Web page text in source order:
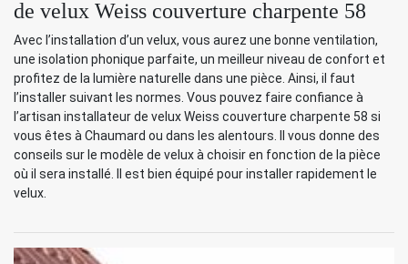
de velux Weiss couverture charpente 58
Avec l’installation d’un velux, vous aurez une bonne ventilation,
une isolation phonique parfaite, un meilleur niveau de confort et
profitez de la lumière naturelle dans une pièce. Ainsi, il faut
l’installer suivant les normes. Vous pouvez faire confiance à
l’artisan installateur de velux Weiss couverture charpente 58 si
vous êtes à Chaumard ou dans les alentours. Il vous donne des
conseils sur le modèle de velux à choisir en fonction de la pièce
où il sera installé. Il est bien équipé pour installer rapidement le
velux.